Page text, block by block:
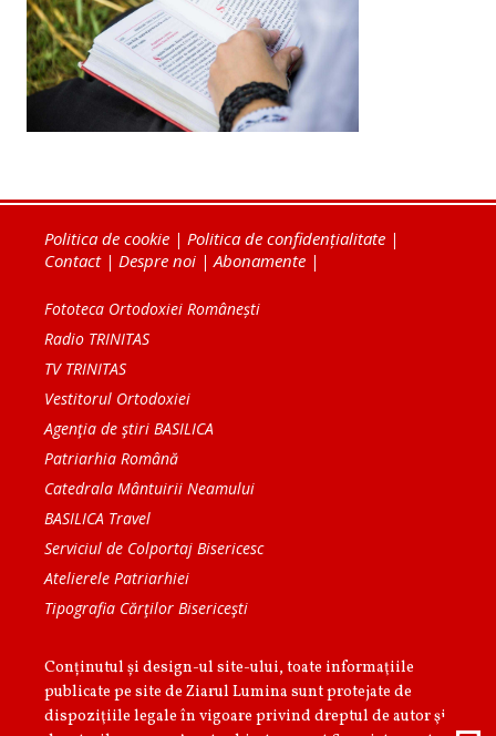
Politica de cookie | Politica de confidențialitate |
Contact| Despre noi | Abonamente |
Fototeca Ortodoxiei Românești
Radio TRINITAS
TV TRINITAS
Vestitorul Ortodoxiei
Agenţia de ştiri BASILICA
Patriarhia Română
Catedrala Mântuirii Neamului
BASILICA Travel
Serviciul de Colportaj Bisericesc
Atelierele Patriarhiei
Tipografia Cărţilor Bisericeşti
Conținutul și design-ul site-ului, toate informaţiile
publicate pe site de Ziarul Lumina sunt protejate de
dispoziţiile legale în vigoare privind dreptul de autor şi